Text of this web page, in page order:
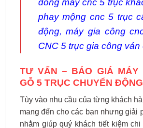
dòng máy cnc 5 trục
phay mộng cnc 5 trục
động, máy gia công
CNC 5 trục gia công
TƯ VẤN – BÁO GIÁ MÁY
GỖ 5 TRỤC CHUYỂN ĐỘNG
Tùy vào nhu cầu của từng khách
mang đến cho các bạn nhưng giải
nhằm giúp quý khách tiết kiệm